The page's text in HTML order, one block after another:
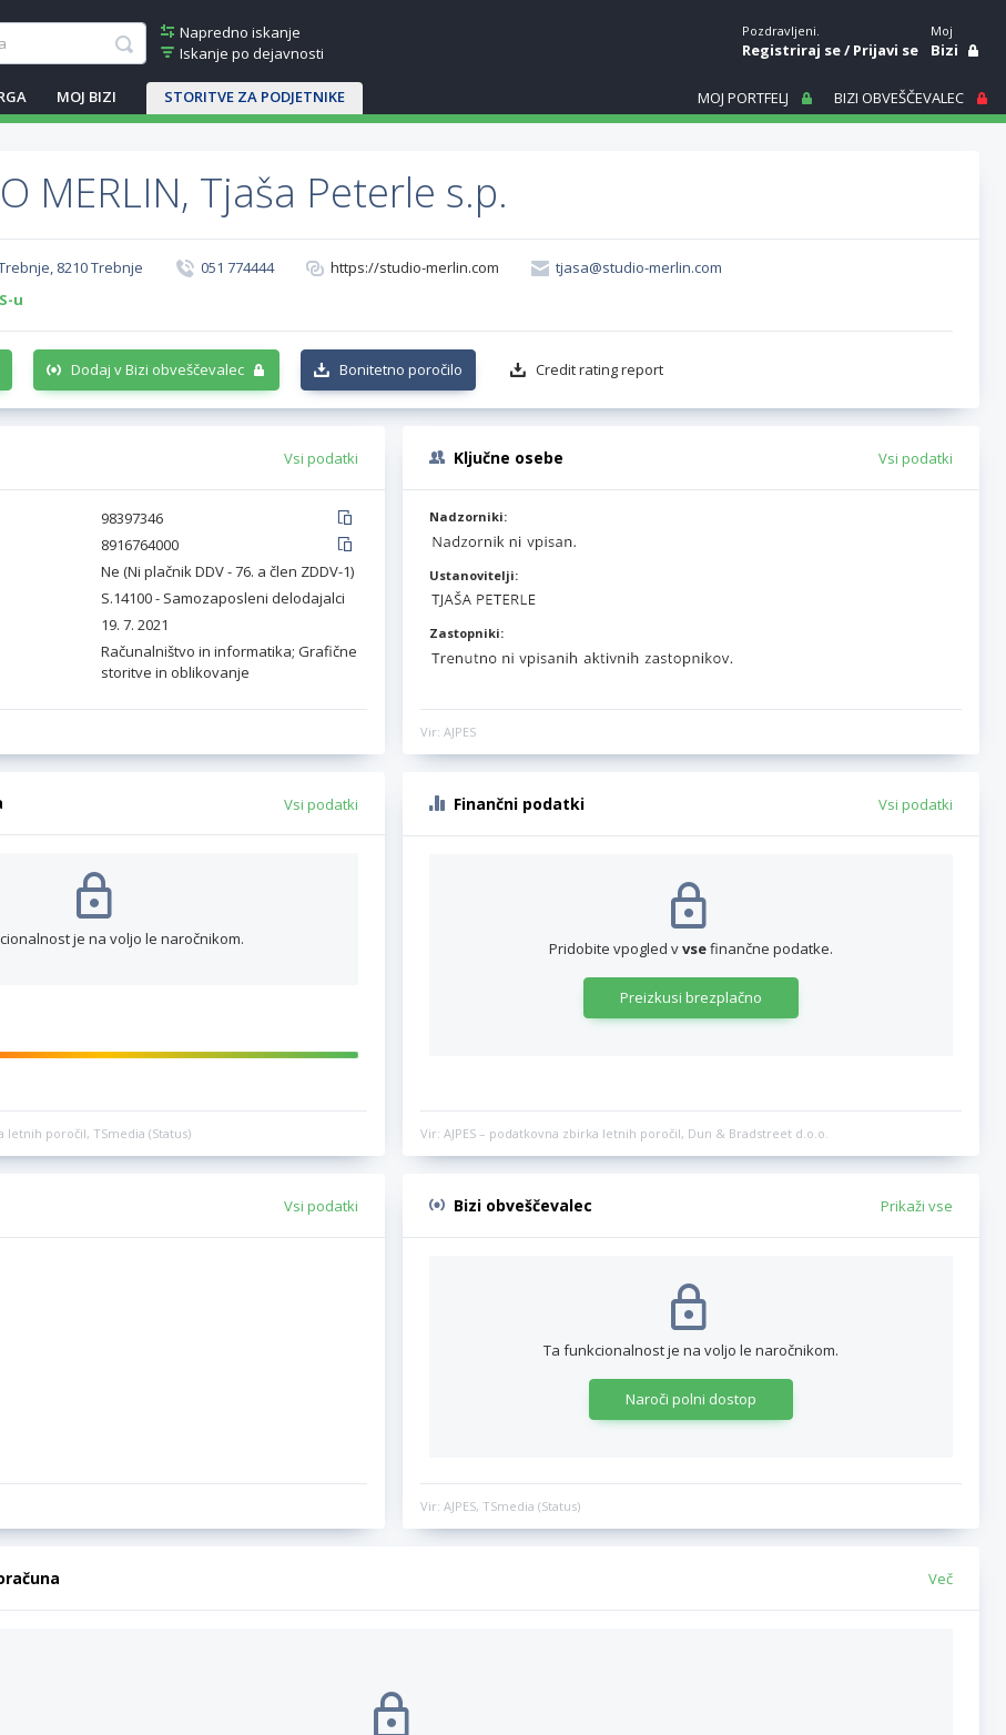
Napredno iskanje
Iskanje po dejavnosti
MOJ BIZI STORITVE ZA PODJETNIKE
Pozdravljeni.
Registriraj se/Prijavi se
Moj
Bizi
MOJ PORTFELJ BIZI OBVEŠČEVALEC
MERLIN, Tjaša Peterle s.p.
8210 Trebnje 051 774444 https://studio-merlin.com
tjasa@studio-merlin.com
u
Dodaj v Bizi obveščevalec Bonitetno poročilo Credit rating report
Vsi podatki
98397346
8916764000
Ne (Ni plačnik DDV - 76. a člen ZDDV-1)
S.14100 - Samozaposleni delodajalci
19. 7. 2021
Računalništvo in informatika; Grafične
storitve in oblikovanje
Ključne osebe Vsi podatki
Nadzorniki:
Ustanovitelji:
Zastopniki:
Vir: AJPES
Vsi podatki
je na voljo le naročnikom.
letnih poročil, TSmedia (Status)
Finančni podatki Vsi podatki
Pridobite vpogled vvsefinančne podatke.
Preizkusi brezplačno
Vir: AJPES – podatkovna zbirka letnih poročil, Dun & Bradstreet d.o.o.
Vsi podatki Bizi obveščevalec Prikaži vse
Ta funkcionalnost je na voljo le naročnikom.
Naroči polni dostop
Vir: AJPES, TSmedia (Status)
Več